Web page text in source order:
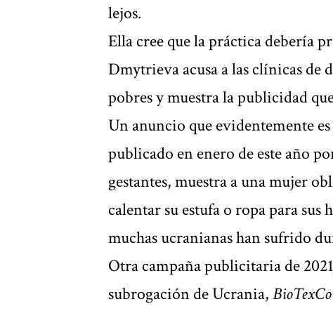
lejos.
Ella cree que la práctica debería
Dmytrieva acusa a las clínicas de
pobres y muestra la publicidad
Un anuncio que evidentemente
publicado en enero de este año
gestantes, muestra a una mujer
calentar su estufa o ropa para sus
muchas ucranianas han sufrido
Otra campaña publicitaria de
subrogación de Ucrania,